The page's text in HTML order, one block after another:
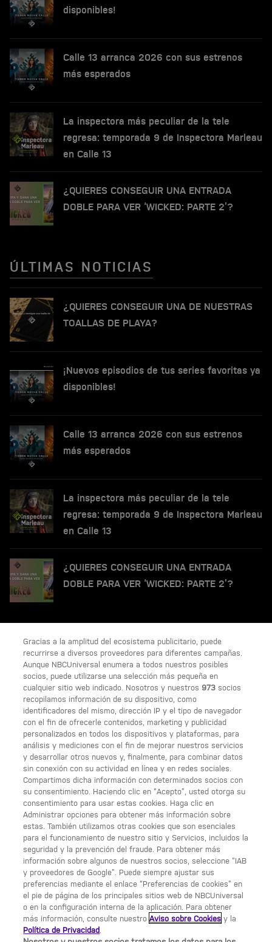
disponibles!
Calle 13 arranca 2026 con sus estrenos
más esperados
La inspectora más peculiar de la tele
regresa: temporada 9 de Inspectora Marleau
en Calle 13
¿QUIERES CONSEGUIR UNA ENTRADA
DOBLE PARA VER ‘WICKED: PARTE 2’?
ÚLTIMAS NOTICIAS
¿QUIERES CONSEGUIR UNA DE NUESTRAS
TOALLAS DE PLAYA?
¡Nuevos episodios de tus series favoritas ya
disponibles!
Calle 13 arranca 2026 con sus estrenos
más esperados
La inspectora más peculiar de la tele
regresa: temporada 9 de Inspectora Marleau
en Calle 13
¿QUIERES CONSEGUIR UNA ENTRADA
DOBLE PARA VER ‘WICKED: PARTE 2’?
SÍGUENOS
ENLACES ÚTILES
Acerca de Calle 13
Condiciones generales de uso
Opciones de anuncios
Política de privacidad
UNA DIVISIÓN DE NBCUNIVERSAL
NBCUNIVERSAL
Contáctanos por email:
contact.Calle13@nbcuni.com
Gracias a la amplitud del ecosistema publicitario, puede
recurrirse a diversos proveedores para diferentes campañas.
Aunque NBCUniversal enumera a todos nuestros posibles
socios, puede utilizarse una selección más pequeña en
cualquier sitio web indicado. Nosotros y nuestros 973 socios
recopilamos información de su dispositivo, como
identificadores del mismo, dirección IP y el tipo de navegador
con el fin de ofrecerle contenidos, marketing y publicidad
personalizados en todos los dispositivos y plataformas, para
análisis y mediciones con el fin de mejorar nuestros servicios
y desarrollar otros nuevos y, finalmente, para combinar datos
sin conexión con su actividad en línea y en redes sociales.
Compartimos dicha información con determinados socios con
su consentimiento. Haciendo clic en “Acepto”, usted otorga su
consentimiento para usar estas cookies. Haga clic en
Administrar opciones para obtener más información sobre
estas. También utilizamos otras cookies que son esenciales
para el funcionamiento de nuestro sitio y Servicios, incluidos la
seguridad y la prevención del fraude. Para obtener más
información sobre algunos de nuestros socios, seleccione “IAB
y proveedores de Google”. Puede siempre ajustar sus
preferencias mediante el enlace “Preferencias de cookies” en
el pie de página de los principales sitios web de NBCUniversal
o en la configuración interna de la aplicación. Para obtener
más información, consulte nuestroAviso sobre Cookies y la
Política de Privacidad